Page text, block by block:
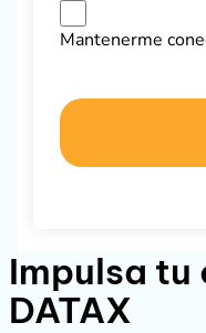
Mantenerme
Impulsa tu
DATAX